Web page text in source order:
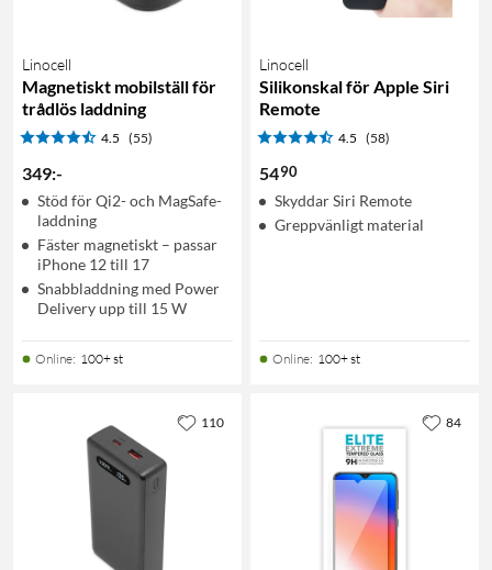
Linocell
Magnetiskt mobilställ för
trådlös laddning
4.5 (55)
349:-
Stöd för Qi2- och MagSafe-
laddning
Fäster magnetiskt – passar
iPhone 12 till 17
Snabbladdning med Power
Delivery upp till 15 W
Online: 100+ st
Linocell
Silikonskal för Apple Siri
Remote
4.5 (58)
5490
Skyddar Siri Remote
Greppvänligt material
Online: 100+ st
110 84